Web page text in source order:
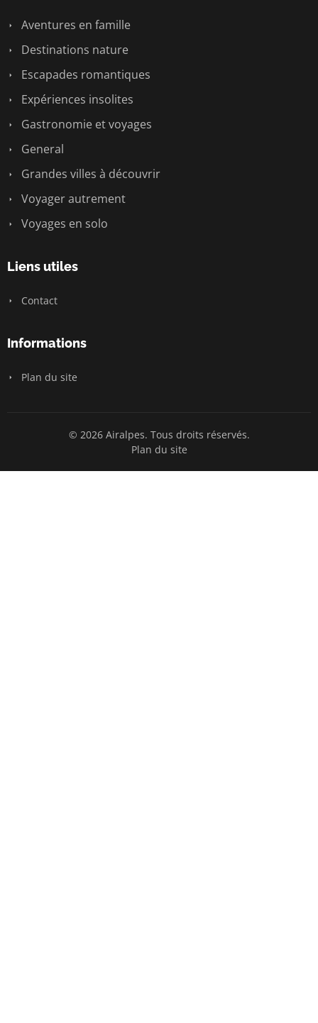
Aventures en famille
Destinations nature
Escapades romantiques
Expériences insolites
Gastronomie et voyages
General
Grandes villes à découvrir
Voyager autrement
Voyages en solo
Liens utiles
Contact
Informations
Plan du site
© 2026 Airalpes. Tous droits réservés.
Plan du site